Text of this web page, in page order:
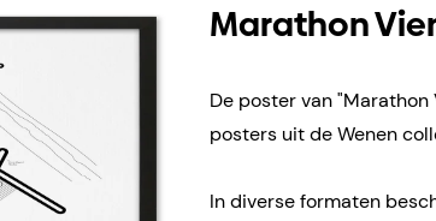
Marathon
De poster van
posters uit de Wenen
In diverse formaten